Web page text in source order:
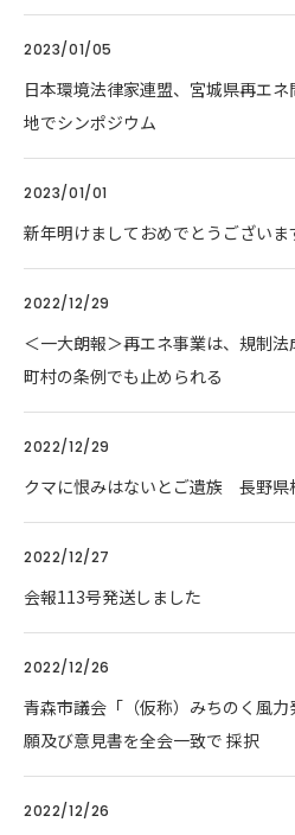
2023/01/05
日本環境法律家連盟、宮城県再エ
地でシンポジウム
2023/01/01
新年明けましておめでとうございま
2022/12/29
＜一大朗報＞再エネ事業は、規制
町村の条例でも止められる
2022/12/29
クマに恨みはないとご遺族 長野県
2022/12/27
会報113号発送しました
2022/12/26
青森市議会「（仮称）みちのく風
願及び意見書を全会一致で 採択
2022/12/26